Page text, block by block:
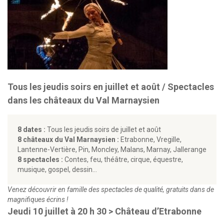
Tous les jeudis soirs en juillet et août / Spectacles
dans les châteaux du Val Marnaysien
8 dates : Tous les jeudis soirs de juillet et août
8 châteaux du Val Marnaysien : Etrabonne, Vregille,
Lantenne-Vertière, Pin, Moncley, Malans, Marnay, Jallerange
8 spectacles : Contes, feu, théâtre, cirque, équestre,
musique, gospel, dessin…
Venez découvrir en famille des spectacles de qualité, gratuits dans de
magnifiques écrins !
Jeudi 10 juillet à 20 h 30 > Château d’Etrabonne